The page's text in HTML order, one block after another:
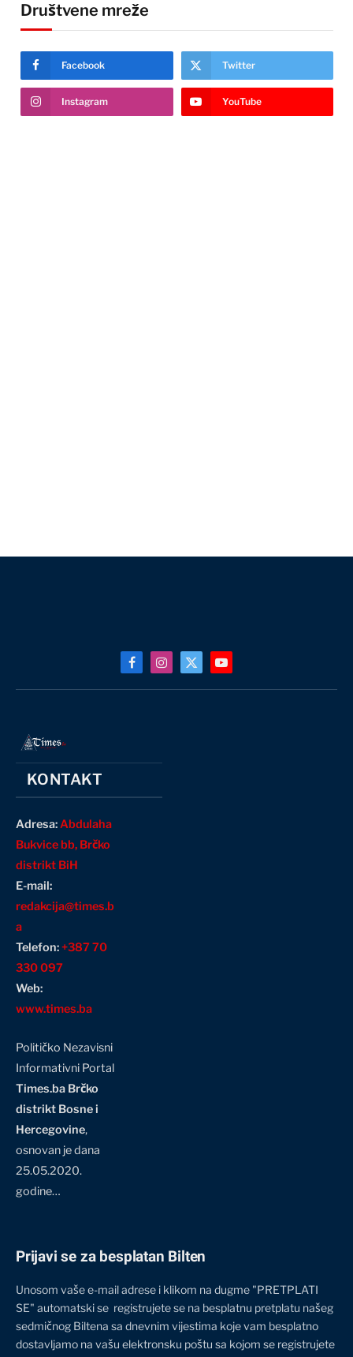
Društvene mreže
Facebook Twitter
Instagram YouTube
FacebookInstagram
X
(Twitter)
YouTube
KONTAKT
Adresa:Abdulaha
Bukvice bb, Brčko
distrikt BiH
E-mail:
redakcija@times.b
a
Telefon:+387 70
330 097
Web:
www.times.ba
Političko Nezavisni
Informativni Portal
Times.ba Brčko
distrikt Bosne i
Hercegovine,
osnovan je dana
25.05.2020.
godine…
Prijavi se za besplatan Bilten
Unosom vaše e-mail adrese i klikom na dugme "PRETPLATI
SE" automatski se registrujete se na besplatnu pretplatu našeg
sedmičnog Biltena sa dnevnim vijestima koje vam besplatno
dostavljamo na vašu elektronsku poštu sa kojom se registrujete